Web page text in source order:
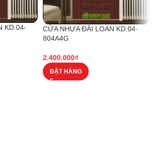
KD.04-
CỬA NHỰA ĐÀI LOAN KD.04-
804A4G
2.400.000₫
ĐẶT HÀNG